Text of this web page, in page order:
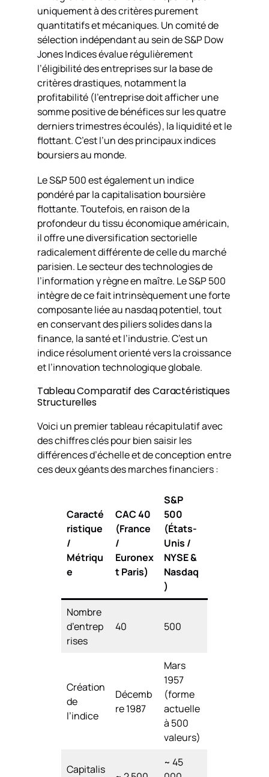
uniquement à des critères purement
quantitatifs et mécaniques. Un comité de
sélection indépendant au sein de S&P Dow
Jones Indices évalue régulièrement
l’éligibilité des entreprises sur la base de
critères drastiques, notamment la
profitabilité (l’entreprise doit afficher une
somme positive de bénéfices sur les quatre
derniers trimestres écoulés), la liquidité et le
flottant. C’est l’un des principaux indices
boursiers au monde.
Le S&P 500 est également un indice
pondéré par la capitalisation boursière
flottante. Toutefois, en raison de la
profondeur du tissu économique américain,
il offre une diversification sectorielle
radicalement différente de celle du marché
parisien. Le secteur des technologies de
l’information y règne en maître. Le S&P 500
intègre de ce fait intrinsèquement une forte
composante liée au nasdaq potentiel, tout
en conservant des piliers solides dans la
finance, la santé et l’industrie. C’est un
indice résolument orienté vers la croissance
et l’innovation technologique globale.
Tableau Comparatif des Caractéristiques
Structurelles
Voici un premier tableau récapitulatif avec
des chiffres clés pour bien saisir les
différences d’échelle et de conception entre
ces deux géants des marches financiers :
Caracté
ristique
/
Métriqu
e
CAC 40
(France
/
Euronex
t Paris)
S&P
500
(États-
Unis /
NYSE &
Nasdaq
)
Nombre
d’entrep
rises
40 500
Création
de
l’indice
Décemb
re 1987
Mars
1957
(forme
actuelle
à 500
valeurs)
Capitalis
~ 45